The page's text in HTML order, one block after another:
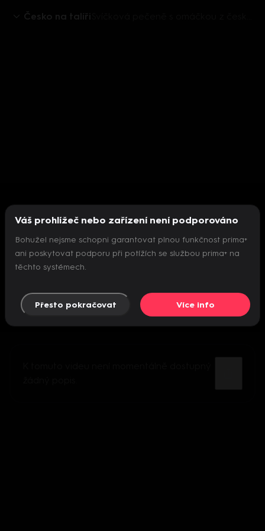
Česko na talíři
Nepodařilo se inicializovat přehrávač
Váš prohlížeč nebo zařízení není podporováno
Bohužel nejsme schopni garantovat plnou funkčnost prima+
ani poskytovat podporu při potížích se službou prima+ na
těchto systémech.
Přesto pokračovat Více info